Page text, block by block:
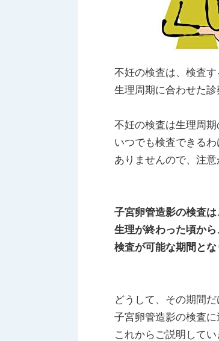
不妊の検査は、検査す
生理周期に合わせた診
不妊の検査は生理周期
いつでも検査できるわ
ありませんので、注意
子宮卵管造影の検査は
生理が終わった頃か
検査が可能な期間とな
どうして、その期間
子宮卵管造影の検査に
これからご説明してい